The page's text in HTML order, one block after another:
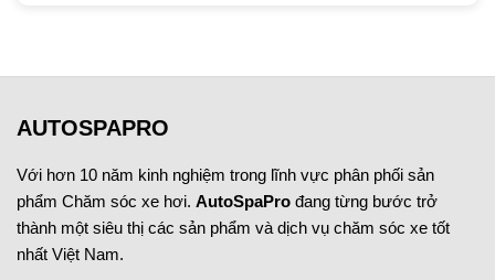
AUTOSPAPRO
Với hơn 10 năm kinh nghiệm trong lĩnh vực phân phối sản
phẩm Chăm sóc xe hơi. AutoSpaPro đang từng bước trở
thành một siêu thị các sản phẩm và dịch vụ chăm sóc xe tốt
nhất Việt Nam.